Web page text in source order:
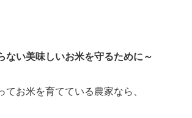
ない美味しいお米を守るために～
てお米を育てている農家なら、